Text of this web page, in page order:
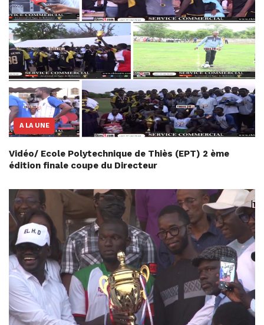
A LA UNE
Vidéo/ Ecole Polytechnique de Thiès (EPT) 2 ème
édition finale coupe du Directeur